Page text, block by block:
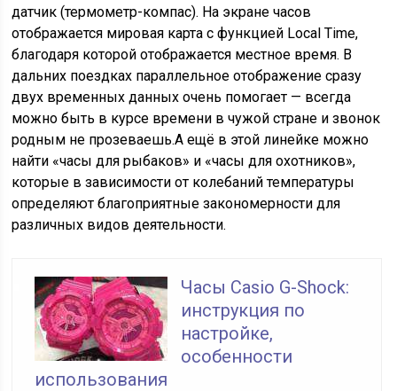
датчик (термометр-компас). На экране часов
отображается мировая карта с функцией Local Time,
благодаря которой отображается местное время. В
дальних поездках параллельное отображение сразу
двух временных данных очень помогает — всегда
можно быть в курсе времени в чужой стране и звонок
родным не прозеваешь.А ещё в этой линейке можно
найти «часы для рыбаков» и «часы для охотников»,
которые в зависимости от колебаний температуры
определяют благоприятные закономерности для
различных видов деятельности.
Часы Casio G-Shock:
инструкция по
настройке,
особенности
использования